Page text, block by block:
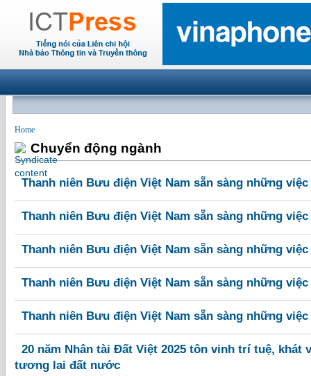
Home
Chuyển động ngành
Thanh niên Bưu điện Việt Nam sẵn sàng những
Thanh niên Bưu điện Việt Nam sẵn sàng những
Thanh niên Bưu điện Việt Nam sẵn sàng những
Thanh niên Bưu điện Việt Nam sẵn sàng những
Thanh niên Bưu điện Việt Nam sẵn sàng những
20 năm Nhân tài Đất Việt 2025 tôn vinh trí tuệ, khát
tương lai đất nước